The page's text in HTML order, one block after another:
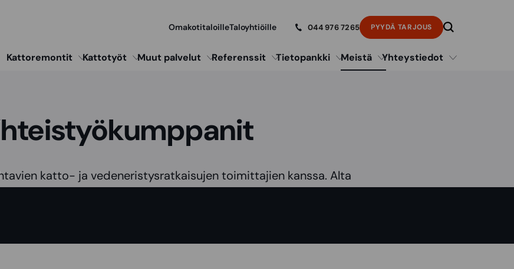
OmakotitaloilleTaloyhtiöille 044 976 7265 PYYDÄ TARJOUS
Kattoremontit Kattotyöt Muut palvelut Referenssit Tietopankki Meistä Yhteystiedot
katto- ja vedeneristysratkaisujen toimittajien kanssa. Alta
eri tuotemerkkeihin, joita käytämme kattoremonteissa.